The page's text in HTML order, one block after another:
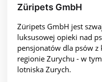
Züripets GmbH
Züripets GmbH jest
luksusowej opieki nad
pensjonatów dla psów
regionie Zurychu - w
lotniska Zurych.